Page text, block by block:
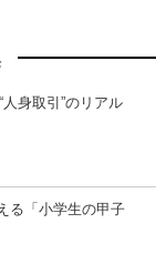
身取引”のリアル
る「小学生の甲子